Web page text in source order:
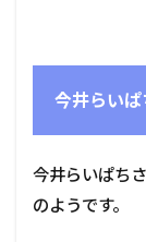
今井らい
今井らいぱち
のようです。